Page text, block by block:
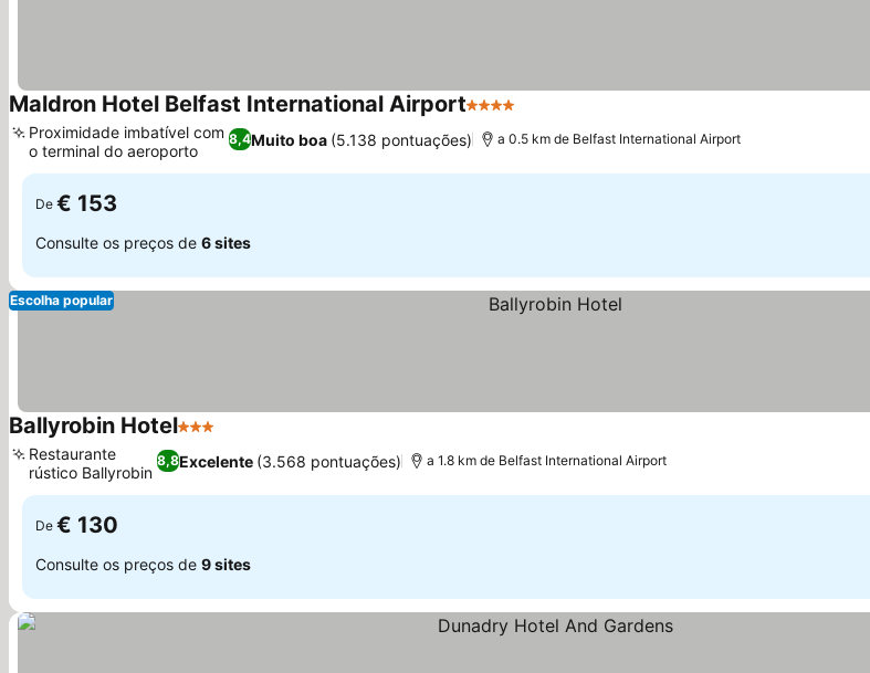
Maldron Hotel Belfast International Airport4 Estrelas
8,4Muito boa (5.138 pontuações)
Proximidade imbatível com
o terminal do aeroporto
a 0.5 km de Belfast International Airport
De € 153
Consulte os preços de 6 sites
Escolha popular
Ballyrobin Hotel3 Estrelas
8,8Excelente (3.568 pontuações)
Restaurante
rústico Ballyrobin
a 1.8 km de Belfast International Airport
De € 130
Consulte os preços de 9 sites